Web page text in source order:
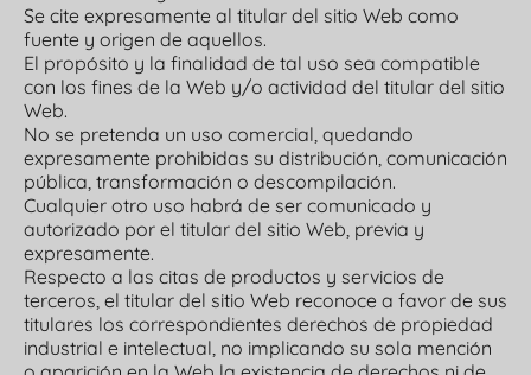
Se cite expresamente al titular del sitio Web como
fuente y origen de aquellos.
El propósito y la finalidad de tal uso sea compatible
con los fines de la Web y/o actividad del titular del sitio
Web.
No se pretenda un uso comercial, quedando
expresamente prohibidas su distribución, comunicación
pública, transformación o descompilación.
Cualquier otro uso habrá de ser comunicado y
autorizado por el titular del sitio Web, previa y
expresamente.
Respecto a las citas de productos y servicios de
terceros, el titular del sitio Web reconoce a favor de sus
titulares los correspondientes derechos de propiedad
industrial e intelectual, no implicando su sola mención